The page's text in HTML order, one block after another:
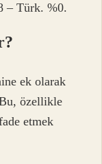
– Türk. %0.
ek olarak
özellikle
etmek